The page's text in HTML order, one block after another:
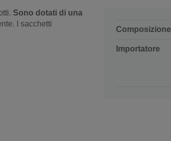
Sono dotati di una
I sacchetti
Composizione
Importatore